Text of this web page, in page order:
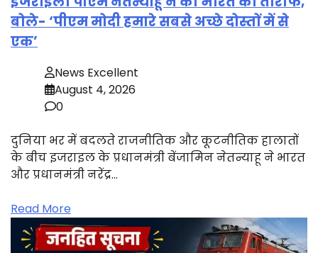
बोले- ‘पीएम मोदी हमारे सबसे अच्छे दोस्तों में से
एक’
News Excellent
August 4, 2026
0
दुनिया भर में बदलते राजनीतिक और कूटनीतिक हालातों
के बीच इजराइल के प्रधानमंत्री बेंजामिन नेतन्याहू ने भारत
और प्रधानमंत्री नरेंद्र…
Read More